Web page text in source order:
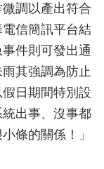
調以產出符合
信簡訊平台結
件則可發出通
其強調為防止
日期間特別設
出事、沒事都
條的關係！」